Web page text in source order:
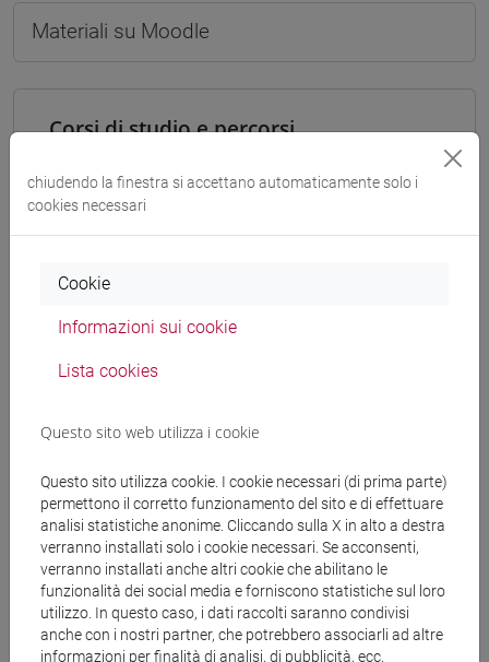
Materiali su Moodle
Corsi di studio e percorsi
E DELL'AFRICA MEDITERRANEA - Laurea
cina/subcontinente indiano
Mutua da
ESERCITAZIONI DI LINGUA CINESE 1 MOD. 1B
Struttura generale dell'insegnamento
LINGUA CINESE 1
ESERCITAZIONI DI LINGUA CINESE 1 MOD.
1A
ESERCITAZIONI DI LINGUA CINESE 1
chiudendo la finestra si accettano automaticamente solo i
cookies necessari
Cookie
Informazioni sui cookie
Lista cookies
Questo sito web utilizza i cookie
Questo sito utilizza cookie. I cookie necessari (di prima parte)
permettono il corretto funzionamento del sito e di effettuare
analisi statistiche anonime. Cliccando sulla X in alto a destra
verranno installati solo i cookie necessari. Se acconsenti,
verranno installati anche altri cookie che abilitano le
funzionalità dei social media e forniscono statistiche sul loro
utilizzo. In questo caso, i dati raccolti saranno condivisi
anche con i nostri partner, che potrebbero associarli ad altre
informazioni per finalità di analisi, di pubblicità, ecc.